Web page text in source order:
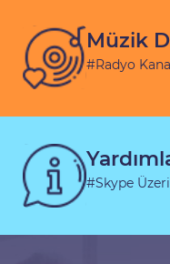
Müzik
#Radyo
#Skype